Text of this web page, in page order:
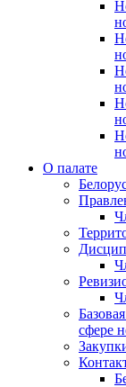
О палате
сфере